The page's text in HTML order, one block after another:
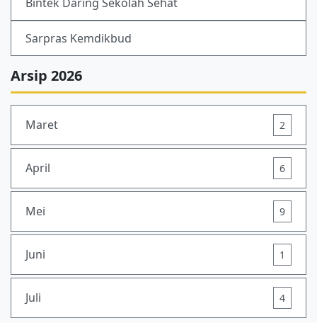
Sarpras Kemdikbud
Arsip 2026
Maret 2
April 6
Mei 9
Juni 1
Juli 4